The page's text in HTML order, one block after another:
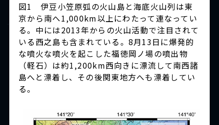
図1 伊豆小笠原弧の火山島と海底火山列は東
京から南へ1,000km以上にわたって連なってい
る。中には2013年からの火山活動で注目されて
いる西之島も含まれている。8月13日に爆発的
な噴火な噴火を起こした福徳岡ノ場の噴出物
（軽石）は約1,200km西向きに漂流して南西諸
島へと漂着し、その後関東地方へも漂着してい
る。